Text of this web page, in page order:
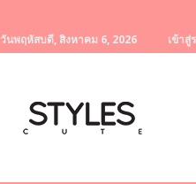
วันพฤหัสบดี, สิงหาคม 6, 2026 เข้าสู่